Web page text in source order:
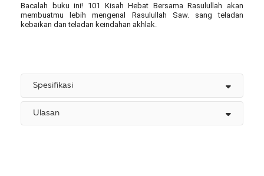
Bacalah buku ini! 101 Kisah Hebat Bersama Rasulullah akan
membuatmu lebih mengenal Rasulullah Saw. sang teladan
kebaikan dan teladan keindahan akhlak.
Spesifikasi
Ulasan